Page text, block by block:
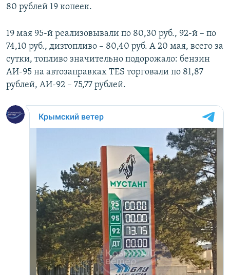
80 рублей 19 копеек.
19 мая 95-й реализовывали по 80,30 руб., 92-й – по
74,10 руб., дизтопливо – 80,40 руб. А 20 мая, всего за
сутки, топливо значительно подорожало: бензин
АИ-95 на автозаправках TES торговали по 81,87
рублей, АИ-92 – 75,77 рублей.